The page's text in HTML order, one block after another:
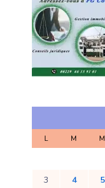
L M M
3
4 5